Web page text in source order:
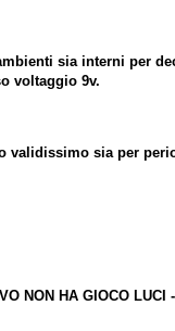
sia interni per
voltaggio 9v.
validissimo sia per
NON HA GIOCO